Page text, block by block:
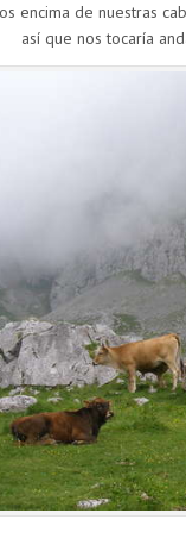
encima de nuestras
así que nos tocaría